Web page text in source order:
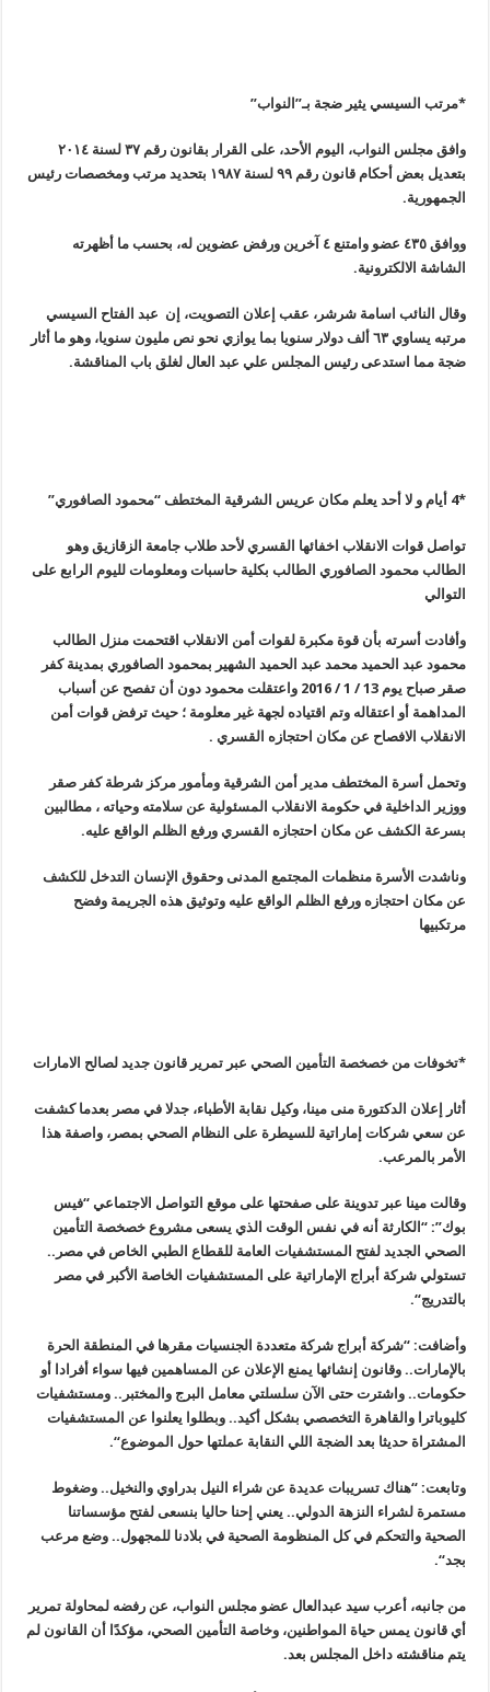
*مرتب السيسي يثير ضجة بـ”النواب”
وافق مجلس النواب، اليوم الأحد، على القرار بقانون رقم ٣٧ لسنة ٢٠١٤
بتعديل بعض أحكام قانون رقم ٩٩ لسنة ١٩٨٧ بتحديد مرتب ومخصصات رئيس
الجمهورية.
ووافق ٤٣٥ عضو وامتنع ٤ آخرين ورفض عضوين له، بحسب ما أظهرته
الشاشة الالكترونية.
وقال النائب اسامة شرشر، عقب إعلان التصويت، إن عبد الفتاح السيسي
مرتبه يساوي ٦٣ ألف دولار سنويا بما يوازي نحو نص مليون سنويا، وهو ما أثار
ضجة مما استدعى رئيس المجلس علي عبد العال لغلق باب المناقشة.
*
4 أيام و لا أحد يعلم مكان عريس الشرقية المختطف “محمود الصافوري”
تواصل قوات الانقلاب اخفائها القسري لأحد طلاب جامعة الزقازيق وهو
الطالب محمود الصافوري الطالب بكلية حاسبات ومعلومات لليوم الرابع على
التوالي
وأفادت أسرته بأن قوة مكبرة لقوات أمن الانقلاب اقتحمت منزل الطالب
محمود عبد الحميد محمد عبد الحميد الشهير بمحمود الصافوري بمدينة كفر
صقر صباح يوم 13 / 1 / 2016 واعتقلت محمود دون أن تفصح عن أسباب
المداهمة أو اعتقاله وتم اقتياده لجهة غير معلومة ؛ حيث ترفض قوات أمن
الانقلاب الافصاح عن مكان احتجازه القسري .
وتحمل أسرة المختطف مدير أمن الشرقية ومأمور مركز شرطة كفر صقر
ووزير الداخلية في حكومة الانقلاب المسئولية عن سلامته وحياته ، مطالبين
بسرعة الكشف عن مكان احتجازه القسري ورفع الظلم الواقع عليه.
وناشدت الأسرة منظمات المجتمع المدنى وحقوق الإنسان التدخل للكشف
عن مكان احتجازه ورفع الظلم الواقع عليه وتوثيق هذه الجريمة وفضح
مرتكبيها
*تخوفات من خصخصة التأمين الصحي عبر تمرير قانون جديد لصالح الامارات
أثار إعلان الدكتورة منى مينا، وكيل نقابة الأطباء، جدلا في مصر بعدما كشفت
عن سعي شركات إماراتية للسيطرة على النظام الصحي بمصر، واصفة هذا
الأمر بالمرعب.
وقالت مينا عبر تدوينة على صفحتها على موقع التواصل الاجتماعي“فيس
بوك”: “الكارثة أنه في نفس الوقت الذي يسعى مشروع خصخصة التأمين
الصحي الجديد لفتح المستشفيات العامة للقطاع الطبي الخاص في مصر..
تستولي شركة أبراج الإماراتية على المستشفيات الخاصة الأكبر في مصر
بالتدريج“.
وأضافت: “شركة أبراج شركة متعددة الجنسيات مقرها في المنطقة الحرة
بالإمارات.. وقانون إنشائها يمنع الإعلان عن المساهمين فيها سواء أفرادا أو
حكومات.. واشترت حتى الآن سلسلتي معامل البرج والمختبر ..ومستشفيات
كليوباترا والقاهرة التخصصي بشكل أكيد.. وبطلوا يعلنوا عن المستشفيات
المشتراة حديثا بعد الضجة اللي النقابة عملتها حول الموضوع“.
وتابعت: “هناك تسريبات عديدة عن شراء النيل بدراوي والنخيل..وضغوط
مستمرة لشراء النزهة الدولي.. يعني إحنا حاليا بنسعى لفتح مؤسساتنا
الصحية والتحكم في كل المنظومة الصحية في بلادنا للمجهول.. وضع مرعب
بجد“.
من جانبه، أعرب سيد عبدالعال عضو مجلس النواب، عن رفضه لمحاولة تمرير
أي قانون يمس حياة المواطنين، وخاصة التأمين الصحي، مؤكدًا أن القانون لم
يتم مناقشته داخل المجلس بعد.